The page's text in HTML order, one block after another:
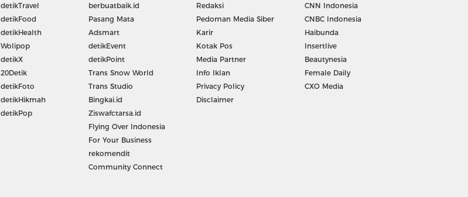
detikTravel
detikFood
detikHealth
Wolipop
detikX
20Detik
detikFoto
detikHikmah
detikPop
berbuatbaik.id
Pasang Mata
Adsmart
detikEvent
detikPoint
Trans Snow World
Trans Studio
Bingkai.id
Ziswafctarsa.id
Flying Over Indonesia
For Your Business
rekomendit
Community Connect
Redaksi
Pedoman Media Siber
Karir
Kotak Pos
Media Partner
Info Iklan
Privacy Policy
Disclaimer
CNN Indonesia
CNBC Indonesia
Haibunda
Insertlive
Beautynesia
Female Daily
CXO Media